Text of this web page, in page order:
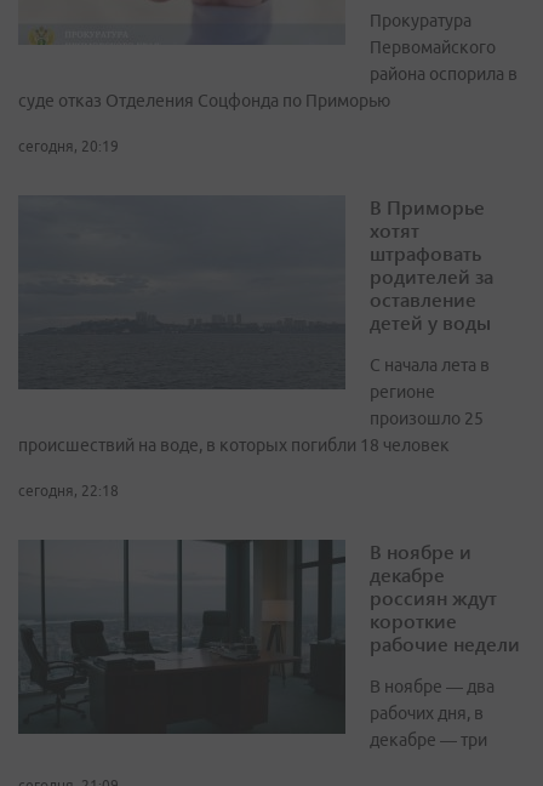
Прокуратура
Первомайского
района оспорила в
суде отказ Отделения Соцфонда по Приморью
сегодня, 20:19
В Приморье
хотят
штрафовать
родителей за
оставление
детей у воды
С начала лета в
регионе
произошло 25
происшествий на воде, в которых погибли 18 человек
сегодня, 22:18
В ноябре и
декабре
россиян ждут
короткие
рабочие недели
В ноябре — два
рабочих дня, в
декабре — три